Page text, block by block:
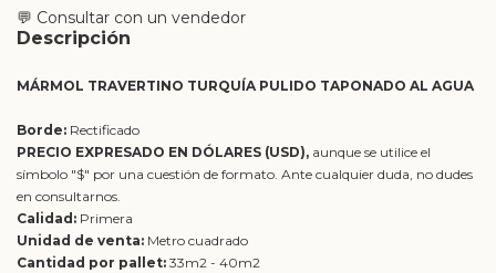
💬 Consultar con un vendedor
Descripción
MÁRMOL TRAVERTINO TURQUÍA PULIDO TAPONADO AL AGUA
Borde: Rectificado
PRECIO EXPRESADO EN DÓLARES (USD), aunque se utilice el
símbolo "$" por una cuestión de formato. Ante cualquier duda, no dudes
en consultarnos.
Calidad: Primera
Unidad de venta: Metro cuadrado
Cantidad por pallet: 33m2 - 40m2